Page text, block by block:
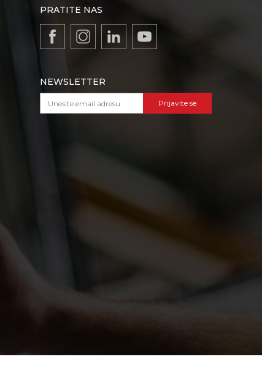
PRATITE NAS
NEWSLETTER
Prijavite se